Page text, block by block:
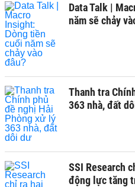
Data Talk |
năm sẽ chảy
Thanh tra
363 nhà, đất
SSI Research
động lực tăng